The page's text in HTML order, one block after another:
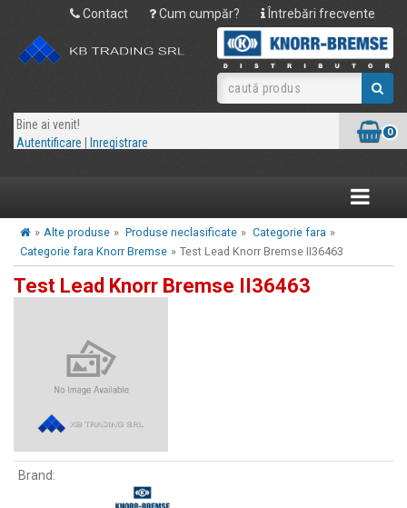
Contact Cum cumpăr? Întrebări frecvente
Bine ai venit!
Autentificare
Inregistrare
0
Toggle
» Alte produse » Produse neclasificate » Categorie fara »
Categorie fara Knorr Bremse » Test Lead Knorr Bremse II36463
Test Lead Knorr Bremse II36463
Brand: